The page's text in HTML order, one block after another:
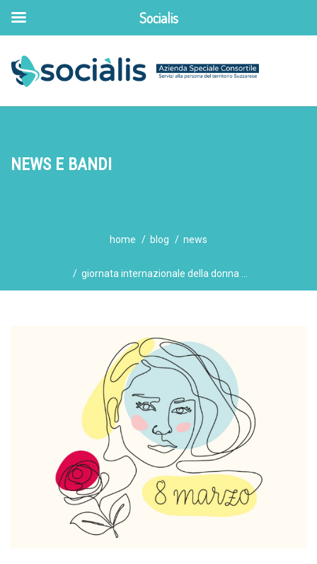
NEWS E BANDI
home blog news
giornata internazionale della donna ...
Socialis